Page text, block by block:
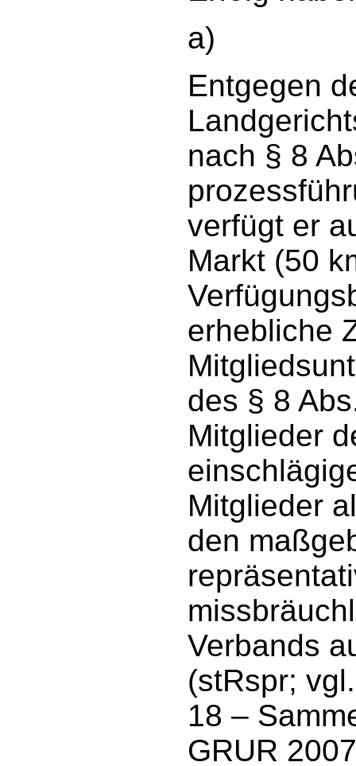
a)
Entgegen
nach § 8
verfügt er
Markt (50
erhebliche
des § 8
Mitglieder
Mitglieder
den
Verbands
(stRspr;
18 –
GRUR